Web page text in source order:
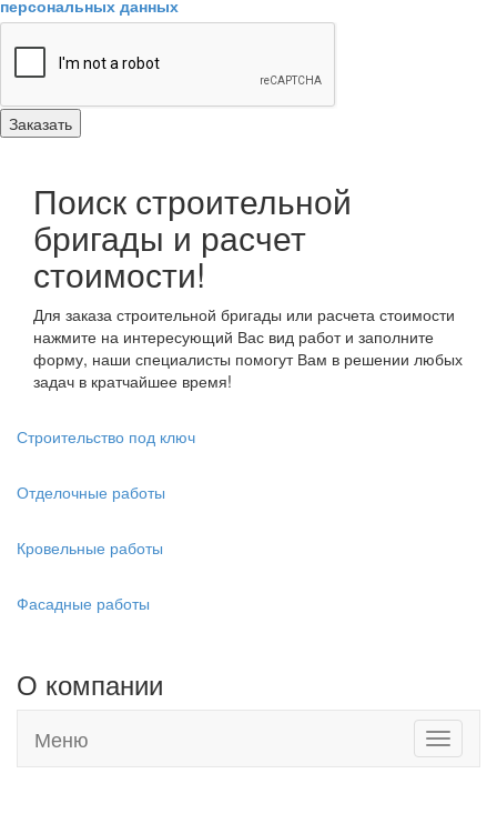
персональных данных
Поиск строительной
бригады и расчет
стоимости!
Для заказа строительной бригады или расчета стоимости
нажмите на интересующий Вас вид работ и заполните
форму, наши специалисты помогут Вам в решении любых
задач в кратчайшее время!
Строительство под ключ
Отделочные работы
Кровельные работы
Фасадные работы
О компании
Toggle
Меню